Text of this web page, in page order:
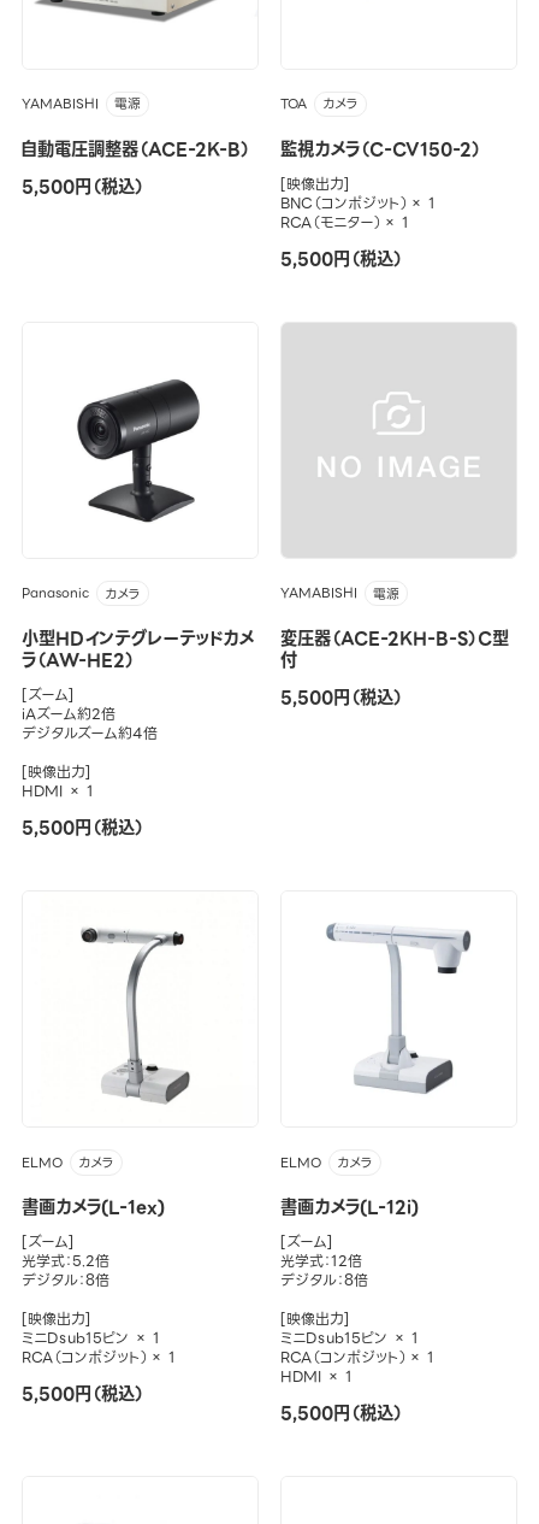
YAMABISHI 電源
自動電圧調整器（ACE-2K-B）
5,500円（税込）
TOA カメラ
監視カメラ（C-CV150-2）
[映像出力]
BNC（コンポジット）× 1
RCA（モニター）× 1
5,500円（税込）
Panasonic カメラ
小型HDインテグレーテッドカメ
ラ（AW-HE2）
[ズーム]
iAズーム約2倍
デジタルズーム約4倍
[映像出力]
HDMI × 1
5,500円（税込）
YAMABISHI 電源
変圧器（ACE-2KH-B-S）C型
付
5,500円（税込）
ELMO カメラ
書画カメラ(L-1ex)
[ズーム]
光学式：5.2倍
デジタル：8倍
[映像出力]
ミニDｓub15ピン × 1
RCA（コンポジット）× 1
5,500円（税込）
ELMO カメラ
書画カメラ(L-12i)
[ズーム]
光学式：12倍
デジタル：8倍
[映像出力]
ミニDｓub15ピン × 1
RCA（コンポジット）× 1
HDMI × 1
5,500円（税込）